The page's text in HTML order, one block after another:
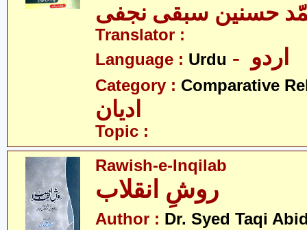
حسنین سبقی نجفی
Translator :
Language : Urdu
Category : Comparative
ادیان
Topic :
Rawish-e-Inqilab
روشِ انقلاب
Author : Dr. Syed Taqi